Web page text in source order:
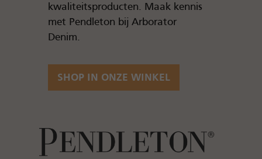
kwaliteitsproducten. Maak kennis
met Pendleton bij Arborator
Denim.
SHOP IN ONZE WINKEL